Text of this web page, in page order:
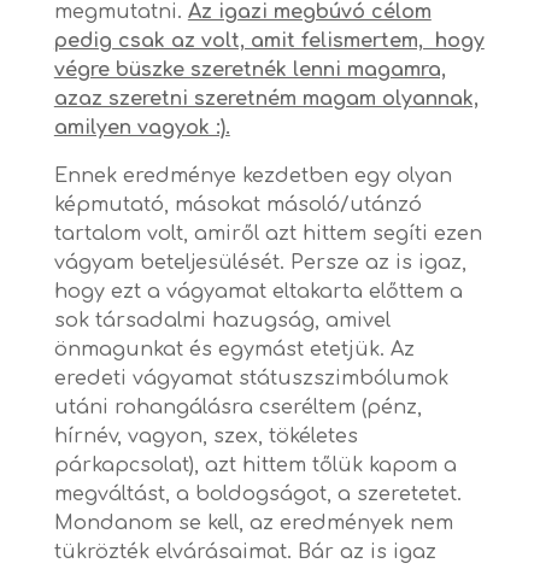
megmutatni. Az igazi megbúvó célom
pedig csak az volt, amit felismertem, hogy
végre büszke szeretnék lenni magamra,
azaz szeretni szeretném magam olyannak,
amilyen vagyok :).
Ennek eredménye kezdetben egy olyan
képmutató, másokat másoló/utánzó
tartalom volt, amiről azt hittem segíti ezen
vágyam beteljesülését. Persze az is igaz,
hogy ezt a vágyamat eltakarta előttem a
sok társadalmi hazugság, amivel
önmagunkat és egymást etetjük. Az
eredeti vágyamat státuszszimbólumok
utáni rohangálásra cseréltem (pénz,
hírnév, vagyon, szex, tökéletes
párkapcsolat), azt hittem tőlük kapom a
megváltást, a boldogságot, a szeretetet.
Mondanom se kell, az eredmények nem
tükrözték elvárásaimat. Bár az is igaz